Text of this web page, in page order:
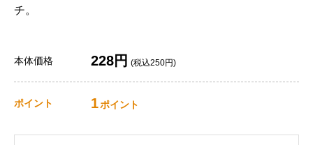
チ。
本体価格 228円 (税込250円)
ポイント 1ポイント